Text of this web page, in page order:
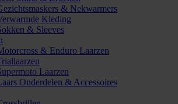
& Nekwarmers
Kleding
& Sleeves
& Enduro Laarzen
Laarzen
Onderdelen & Accessoires